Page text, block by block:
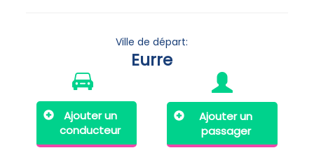
Ville de départ:
Eurre
Ajouter un
conducteur
Ajouter un
passager